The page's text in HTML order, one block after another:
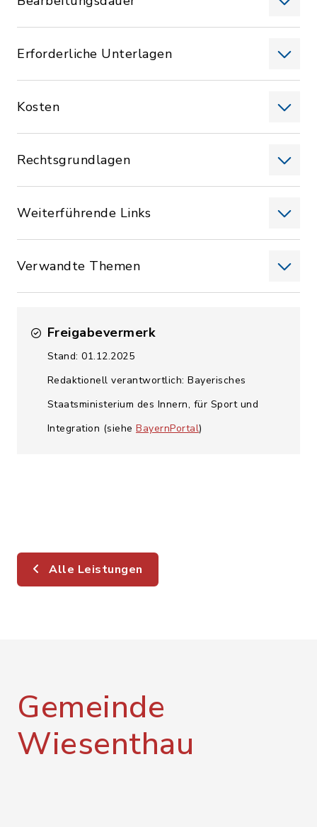
Erforderliche Unterlagen
Kosten
Rechtsgrundlagen
Weiterführende Links
Verwandte Themen
Freigabevermerk
Stand: 01.12.2025
Redaktionell verantwortlich: Bayerisches
Staatsministerium des Innern, für Sport und
Integration (siehe BayernPortal)
Alle Leistungen
Gemeinde
Wiesenthau